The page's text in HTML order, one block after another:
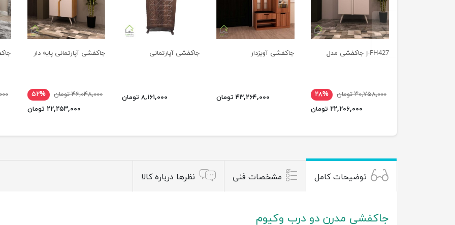
j-FH427 جاکفشی مدل
۳۰,۷۵۸,۰۰۰ تومان
۲۸%
۲۲,۲۰۶,۰۰۰ تومان
جاکفشی آویزدار
۴۳,۲۶۴,۰۰۰ تومان
جاکفشی آپارتمانی
۸,۱۶۱,۰۰۰ تومان
جاکفشی آپارتمانی پایه دار
۴۶,۰۴۸,۰۰۰ تومان
۵۲%
۲۲,۲۵۳,۰۰۰ تومان
previus
توضیحات کامل مشخصات فنی نظرها درباره کالا
جاکفشی مدرن دو درب وکیوم